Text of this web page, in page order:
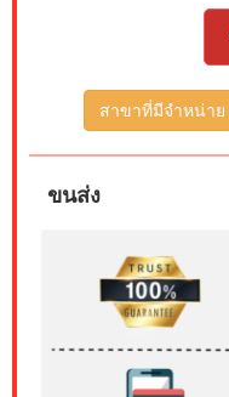
สาขาที่มีจำหน่าย
ขนส่ง